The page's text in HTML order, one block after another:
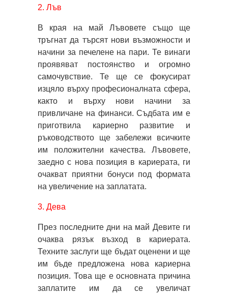
2. Лъв
В края на май Лъвовете също ще
тръгнат да търсят нови възможности и
начини за печелене на пари. Те винаги
проявяват постоянство и огромно
самочувствие. Те ще се фокусират
изцяло върху професионалната сфера,
както и върху нови начини за
привличане на финанси. Съдбата им е
приготвила кариерно развитие и
ръководството ще забележи всичките
им положителни качества. Лъвовете,
заедно с нова позиция в кариерата, ги
очакват приятни бонуси под формата
на увеличение на заплатата.
3. Дева
През последните дни на май Девите ги
очаква рязък възход в кариерата.
Техните заслуги ще бъдат оценени и ще
им бъде предложена нова кариерна
позиция. Това ще е основната причина
заплатите им да се увеличат